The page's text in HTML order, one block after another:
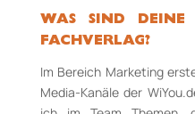
WAS SIND
FACHVERLAG?
Im Bereich Marketing
Media-­Kanäle der